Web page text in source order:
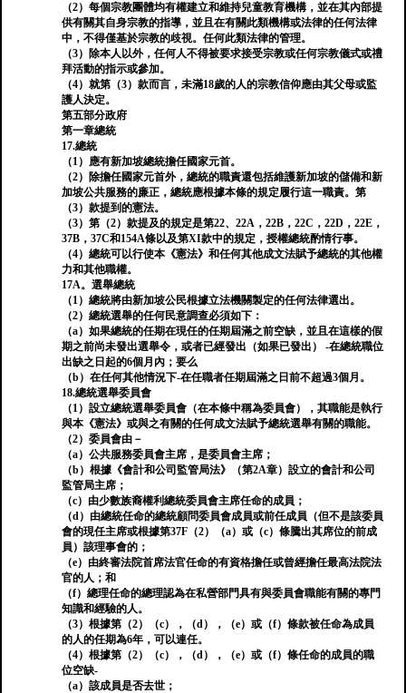
（2）每個宗教團體均有權建立和維持兒童教育機構，並在其內部提
供有關其自身宗教的指導，並且在有關此類機構或法律的任何法律
中，不得僅基於宗教的歧視。任何此類法律的管理。
（3）除本人以外，任何人不得被要求接受宗教或任何宗教儀式或禮
拜活動的指示或參加。
（4）就第（3）款而言，未滿18歲的人的宗教信仰應由其父母或監
護人決定。
第五部分政府
第一章總統
17.總統
（1）應有新加坡總統擔任國家元首。
（2）除擔任國家元首外，總統的職責還包括維護新加坡的儲備和新
加坡公共服務的廉正，總統應根據本條的規定履行這一職責。第
（3）款提到的憲法。
（3）第（2）款提及的規定是第22、22A，22B，22C，22D，22E，
37B，37C和154A條以及第XI款中的規定，授權總統酌情行事。
（4）總統可以行使本《憲法》和任何其他成文法賦予總統的其他權
力和其他職權。
17A。選舉總統
（1）總統將由新加坡公民根據立法機關製定的任何法律選出。
（2）總統選舉的任何民意調查必須如下：
（a）如果總統的任期在現任的任期屆滿之前空缺，並且在這樣的假
期之前尚未發出選舉令，或者已經發出（如果已發出） -在總統職位
出缺之日起的6個月內；要么
（b）在任何其他情況下-在任職者任期屆滿之日前不超過3個月。
18.總統選舉委員會
（1）設立總統選舉委員會（在本條中稱為委員會），其職能是執行
與本《憲法》或與之有關的任何成文法賦予總統選舉有關的職能。
（2）委員會由－
（a）公共服務委員會主席，是委員會主席；
（b）根據《會計和公司監管局法》（第2A章）設立的會計和公司
監管局主席；
（c）由少數族裔權利總統委員會主席任命的成員；
（d）由總統任命的總統顧問委員會成員或前任成員（但不是該委員
會的現任主席或根據第37F（2）（a）或（c）條騰出其席位的前成
員）該理事會的；
（e）由終審法院首席法官任命的有資格擔任或曾經擔任最高法院法
官的人；和
（f）總理任命的總理認為在私營部門具有與委員會職能有關的專門
知識和經驗的人。
（3）根據第（2）（c），（d），（e）或（f）條款被任命為成員
的人的任期為6年，可以連任。
（4）根據第（2）（c），（d），（e）或（f）條任命的成員的職
位空缺-
（a）該成員是否去世；